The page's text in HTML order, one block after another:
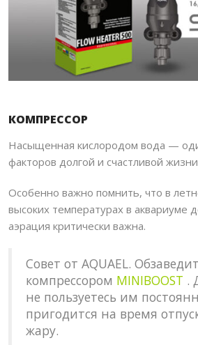
КОМПРЕССОР
Насыщенная кислородом вода —
факторов долгой и счастливой
Особенно важно помнить, что в
высоких температурах в аквариуме
аэрация критически важна.
Совет от AQUAEL.
компрессором MINIBOOST .
не пользуетесь им
пригодится на время
жару.